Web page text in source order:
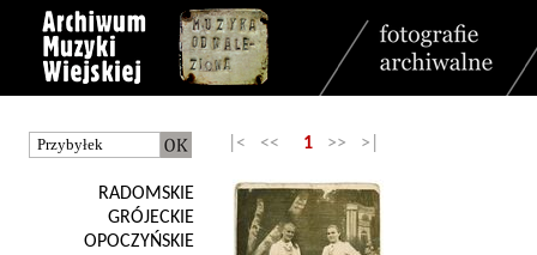
RADOMSKIE
GRÓJECKIE
OPOCZYŃSKIE
|< << 1 >> >|